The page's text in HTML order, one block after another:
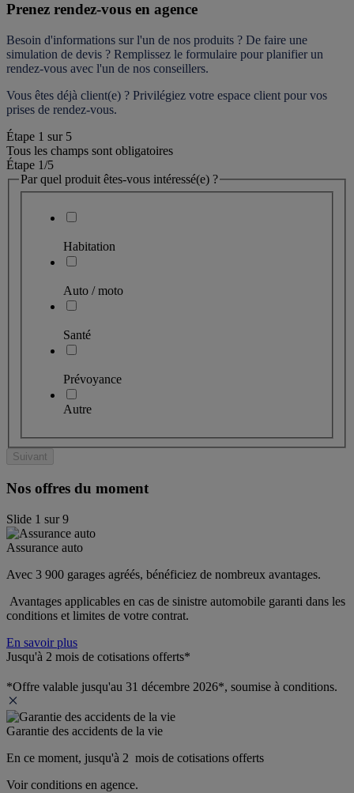
Prenez rendez-vous en agence
Besoin d'informations sur l'un de nos produits ? De faire une
simulation de devis ? Remplissez le formulaire pour planifier un
rendez-vous avec l'un de nos conseillers.
Vous êtes déjà client(e) ? Privilégiez votre espace client pour vos
prises de rendez-vous.
Étape 1 sur 5
Tous les champs sont obligatoires
Étape 1/5
Par quel produit êtes-vous intéressé(e) ?
Habitation
Auto / moto
Santé
Prévoyance
Autre
Suivant
Nos offres du moment
Slide 1 sur9
Assurance auto
Avec 3 900 garages agréés, bénéficiez de nombreux avantages.
Avantages applicables en cas de sinistre automobile garanti dans les
conditions et limites de votre contrat.
En savoir plus
Jusqu'à 2 mois de cotisations offerts*
*Offre valable jusqu'au 31 décembre 2026*, soumise à conditions.
Garantie des accidents de la vie
En ce moment, jusqu'à 2  mois de cotisations offerts
Voir conditions en agence.